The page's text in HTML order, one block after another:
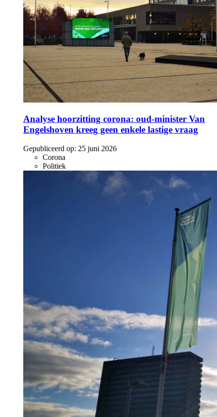
Analyse hoorzitting corona: oud-minister Van
Engelshoven kreeg geen enkele lastige vraag
Gepubliceerd op: 25 juni 2026
Corona
Politiek